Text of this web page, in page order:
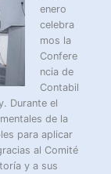
enero
celebra
mos la
Confere
ncia de
Contabil
Durante el
de la
para aplicar
al Comité
y a sus